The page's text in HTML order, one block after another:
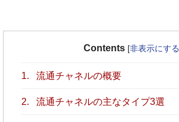
Contents [非表示にする
1. 流通チャネルの概要
2. 流通チャネルの主なタイプ3選